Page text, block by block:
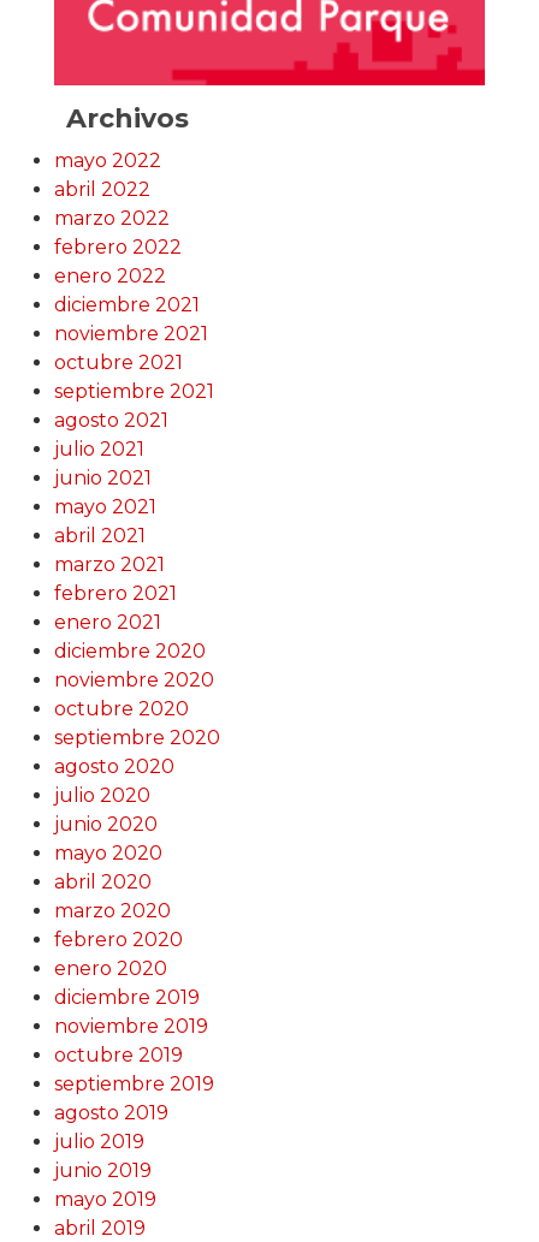
Archivos
mayo 2022
abril 2022
marzo 2022
febrero 2022
enero 2022
diciembre 2021
noviembre 2021
octubre 2021
septiembre 2021
agosto 2021
julio 2021
junio 2021
mayo 2021
abril 2021
marzo 2021
febrero 2021
enero 2021
diciembre 2020
noviembre 2020
octubre 2020
septiembre 2020
agosto 2020
julio 2020
junio 2020
mayo 2020
abril 2020
marzo 2020
febrero 2020
enero 2020
diciembre 2019
noviembre 2019
octubre 2019
septiembre 2019
agosto 2019
julio 2019
junio 2019
mayo 2019
abril 2019